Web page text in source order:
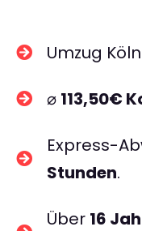
Umzug
⌀ 113,50€
Express-
Stunden.
Über 16